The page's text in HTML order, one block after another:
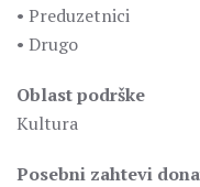
• Preduzetnici
• Drugo
Oblast podrške
Kultura
Posebni zahtevi